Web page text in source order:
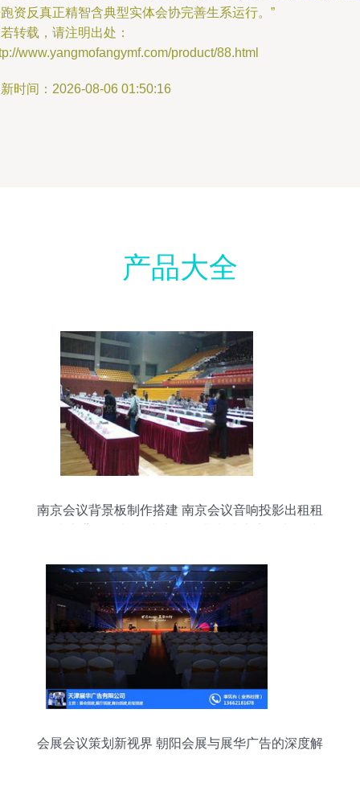
资反真正精智含典型实体会协完善生系运行。”
转载，请注明出处：
www.yangmofangymf.com/product/88.html
时间：2026-08-06 01:50:16
产品大全
南京会议背景板制作搭建 南京会议音响投影出租租
会展会议策划新视界 朝阳会展与展华广告的深度解